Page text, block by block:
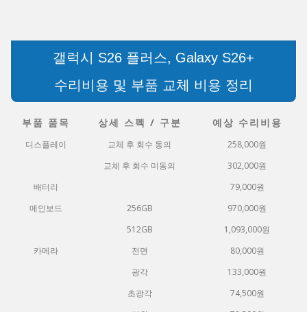
갤럭시 S26 플러스, Galaxy S26+
수리비용 및 부품 교체 비용 정리
부품 품목 상세 스펙 / 구분 예상 수리비용
디스플레이 교체 후 회수 동의
258,000원
교체 후 회수 미동의
302,000원
배터리
79,000원
메인보드
256GB
970,000원
512GB
1,093,000원
카메라
전면
80,000원
광각
133,000원
초광각
74,500원